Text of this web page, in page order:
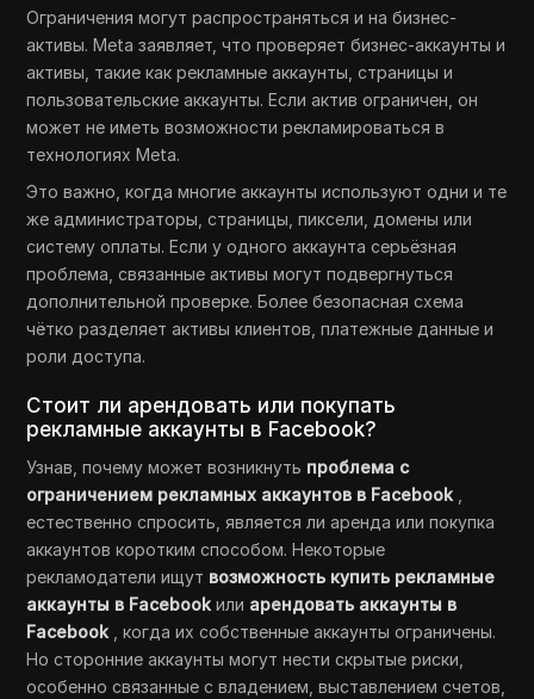
Ограничения могут распространяться и на бизнес-
активы. Meta заявляет, что проверяет бизнес-аккаунты и
активы, такие как рекламные аккаунты, страницы и
пользовательские аккаунты. Если актив ограничен, он
может не иметь возможности рекламироваться в
технологиях Meta.
Это важно, когда многие аккаунты используют одни и те
же администраторы, страницы, пиксели, домены или
систему оплаты. Если у одного аккаунта серьёзная
проблема, связанные активы могут подвергнуться
дополнительной проверке. Более безопасная схема
чётко разделяет активы клиентов, платежные данные и
роли доступа.
Стоит ли арендовать или покупать
рекламные аккаунты в Facebook?
Узнав, почему может возникнуть проблема с
ограничением рекламных аккаунтов в Facebook
естественно спросить, является ли аренда или покупка
аккаунтов коротким способом. Некоторые
рекламодатели ищут возможность купить рекламные
аккаунты в Facebook или арендовать аккаунты в
Facebook , когда их собственные аккаунты ограничены.
Но сторонние аккаунты могут нести скрытые риски,
особенно связанные с владением, выставлением счетов,